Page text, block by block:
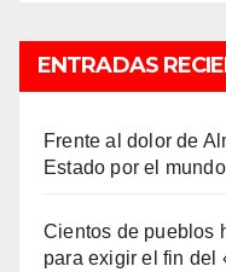
ENTRADAS
Frente al dolor de
Estado por el
Cientos de pueblos
para exigir el fin del